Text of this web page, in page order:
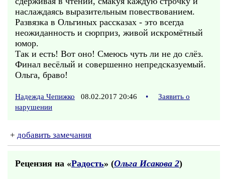
наслаждаясь выразительным повествованием.
Развязка в Ольгиных рассказах - это всегда
неожиданность и сюрприз, живой искромётный
юмор.
Так и есть! Вот оно! Смеюсь чуть ли не до слёз.
Финал весёлый и совершенно непредсказуемый.
Ольга, браво!
Надежда Чепижко 08.02.2017 20:46 •
Заявить о
нарушении
+ добавить замечания
Рецензия на «Радость» (Ольга Исакова 2)